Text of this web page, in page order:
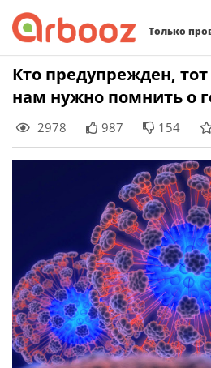
Только
Skip
Кто предупрежден,
нам нужно помнить о
2978 987 154
Найти: